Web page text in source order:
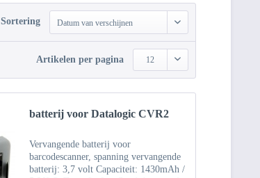
Sortering Datum van verschijnen
Artikelen per pagina 12
batterij voor Datalogic CVR2
Vervangende batterij voor
barcodescanner, spanning vervangende
batterij: 3,7 volt Capaciteit: 1430mAh /